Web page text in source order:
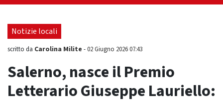
seduta consiliare: “Serve chiarezza!”"
Notizie locali
scritto da Carolina Milite -02 Giugno 2026 07:43
Salerno, nasce il Premio
Letterario Giuseppe Lauriello: